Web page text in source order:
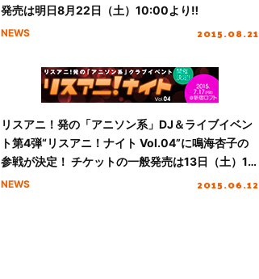
発売は明日8月22日（土）10:00より‼
NEWS 2015.08.21
リスアニ！発の「アニソン系」DJ＆ライブイベン
ト第4弾“リスアニ！ナイト Vol.04”に鳴海杏子の
参戦が決定！ チケットの一般発売は13日（土）10
時よりスタート‼
NEWS 2015.06.12